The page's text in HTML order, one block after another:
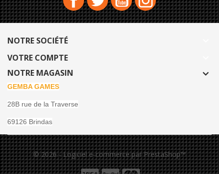
NOTRE SOCIÉTÉ
VOTRE COMPTE
NOTRE MAGASIN
GEMBA GAMES
28B rue de la Traverse
69126 Brindas
© 2026 - Logiciel e-commerce par PrestaShop™